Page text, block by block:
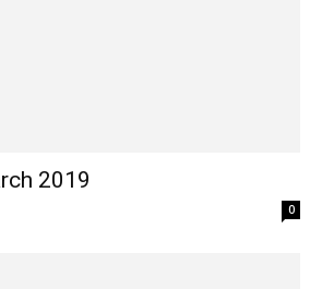
2019
0